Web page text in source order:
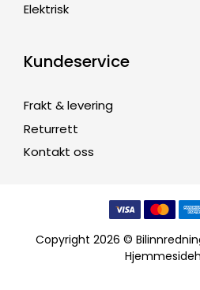
Elektrisk
Kundeservice
Frakt & levering
Returrett
Kontakt oss
Copyright 2026 ©